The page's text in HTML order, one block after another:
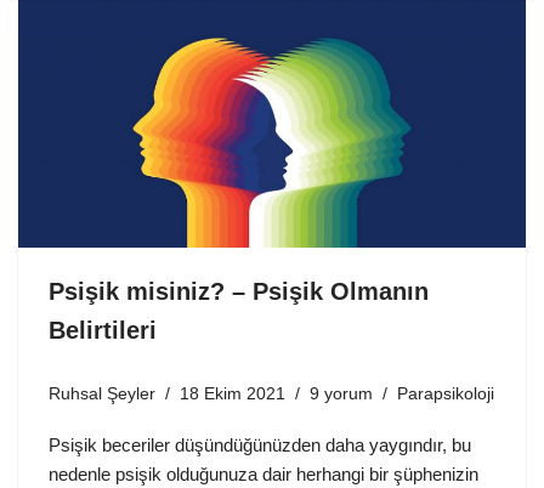
Psişik misiniz? – Psişik Olmanın
Belirtileri
Ruhsal Şeyler 18 Ekim 2021 9 yorum Parapsikoloji
Psişik beceriler düşündüğünüzden daha yaygındır, bu
nedenle psişik olduğunuza dair herhangi bir şüphenizin